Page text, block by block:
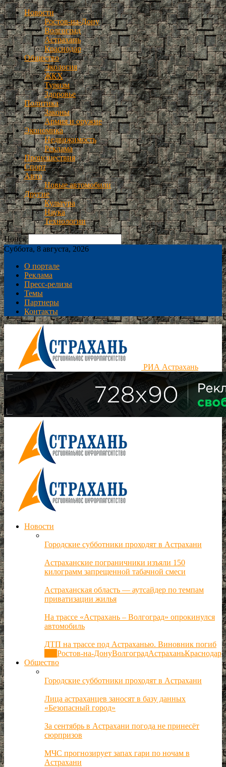
Новости
Ростов-на-Дону
Волгоград
Астрахань
Краснодар
Общество
Экология
ЖКХ
Туризм
Здоровье
Политика
Законы
Армия и оружие
Экономика
Недвижимость
Реклама
Происшествия
Спорт
Авто
Новые автомобили
Другие
Культура
Наука
Технологии
Поиск
Суббота, 8 августа, 2026
О портале
Реклама
Пресс-релизы
Темы
Партнеры
Контакты
РИА Астрахань
Новости
Городские субботники проходят в Астрахани
Астраханские пограничники изъяли 150
килограмм запрещенной табачной смеси
Астраханская область — аутсайдер по темпам
приватизации жилья
На трассе «Астрахань – Волгоград» опрокинулся
автомобиль
ДТП на трассе под Астраханью. Виновник погиб
Ростов-на-ДонуВолгоградАстраханьКраснодар
Общество
Городские субботники проходят в Астрахани
Лица астраханцев заносят в базу данных
«Безопасный город»
За сентябрь в Астрахани погода не принесёт
сюрпризов
МЧС прогнозирует запах гари по ночам в
Астрахани